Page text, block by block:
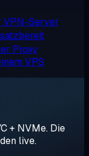
VPN-Server
Proxy
VPS
+ NVMe. Die
live.